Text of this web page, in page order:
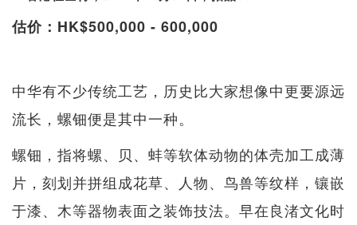
估价：HK$500,000 - 600,000
中华有不少传统工艺，历史比大家想像中更要源远
流长，螺钿便是其中一种。
螺钿，指将螺、贝、蚌等软体动物的体壳加工成薄
片，刻划并拼组成花草、人物、鸟兽等纹样，镶嵌
于漆、木等器物表面之装饰技法。早在良渚文化时